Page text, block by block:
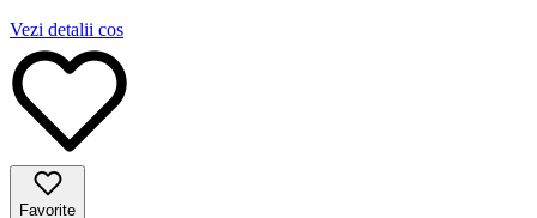
Vezi detalii cos
Favorite